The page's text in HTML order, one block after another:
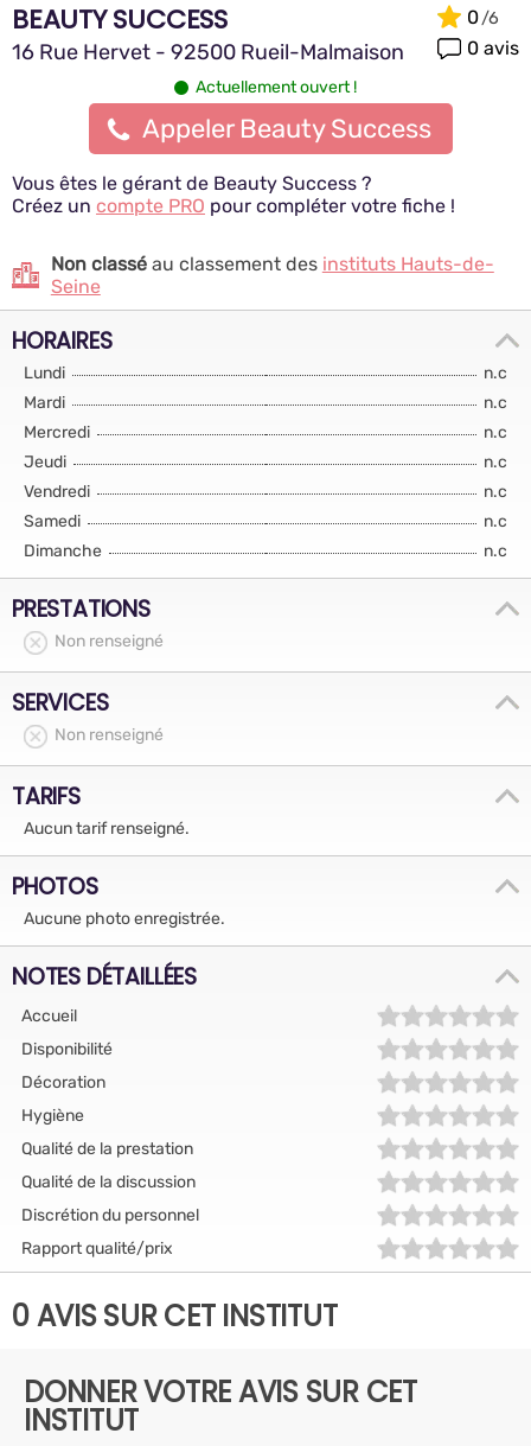
BEAUTY SUCCESS
16 Rue Hervet - 92500 Rueil-Malmaison
0
0 avis
Actuellement ouvert !
Appeler Beauty Success
Vous êtes le gérant de Beauty Success ?
Créez un compte PRO pour compléter votre fiche !
Non classéau classement des instituts Hauts-de-
Seine
HORAIRES
Lundi
n.c
Mardi
n.c
Mercredi
n.c
Jeudi
n.c
Vendredi
n.c
Samedi
n.c
Dimanche
n.c
PRESTATIONS
Non renseigné
SERVICES
Non renseigné
TARIFS
Aucun tarif renseigné.
PHOTOS
Aucune photo enregistrée.
NOTES DÉTAILLÉES
Accueil
Disponibilité
Décoration
Hygiène
Qualité de la prestation
Qualité de la discussion
Discrétion du personnel
Rapport qualité/prix
0 AVIS SUR CET INSTITUT
DONNER VOTRE AVIS SUR CET
INSTITUT